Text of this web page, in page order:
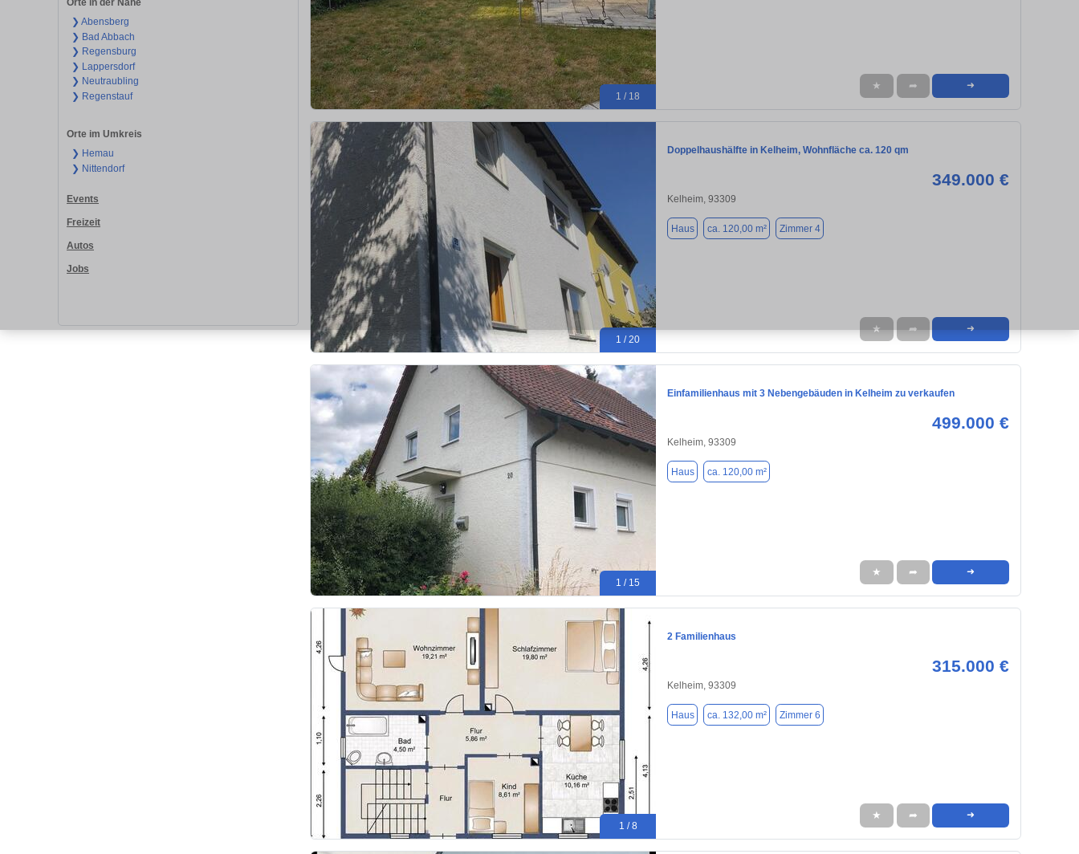
Orte in der Nähe
❯ Abensberg
❯ Bad Abbach
❯ Regensburg
❯ Lappersdorf
❯ Neutraubling
❯ Regenstauf
Orte im Umkreis
❯ Hemau
❯ Nittendorf
Events
Freizeit
Autos
Jobs
1 / 18
★ ➦ ➜
1 / 20
Doppelhaushälfte in Kelheim, Wohnfläche ca. 120 qm
349.000 €
Kelheim, 93309
Haus ca. 120,00 m² Zimmer 4
★ ➦ ➜
1 / 15
Einfamilienhaus mit 3 Nebengebäuden in Kelheim zu verkaufen
499.000 €
Kelheim, 93309
Haus ca. 120,00 m²
★ ➦ ➜
1 / 8
2 Familienhaus
315.000 €
Kelheim, 93309
Haus ca. 132,00 m² Zimmer 6
★ ➦ ➜